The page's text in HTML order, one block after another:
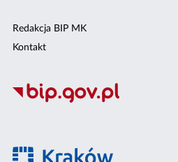
Redakcja BIP MK
Kontakt